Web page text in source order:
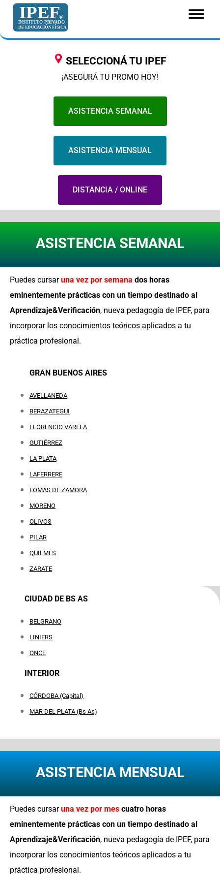
SELECCIONÁ TU IPEF
¡ASEGURÁ TU PROMO HOY!
ASISTENCIA SEMANAL
ASISTENCIA MENSUAL
DISTANCIA / ONLINE
ASISTENCIA SEMANAL
Puedes cursaruna vez por semana dos horas
eminentemente prácticas con un tiempo destinado al
Aprendizaje&Verificación, nueva pedagogía de IPEF, para
incorporar los conocimientos teóricos aplicados a tu
práctica profesional.
GRAN BUENOS AIRES
AVELLANEDA
BERAZATEGUI
FLORENCIO VARELA
GUTIÉRREZ
LA PLATA
LAFERRERE
LOMAS DE ZAMORA
MORENO
OLIVOS
PILAR
QUILMES
ZARATE
CIUDAD DE BS AS
BELGRANO
LINIERS
ONCE
INTERIOR
CÓRDOBA (Capital)
MAR DEL PLATA (Bs As)
ASISTENCIA MENSUAL
Puedes cursaruna vez por mes cuatro horas
eminentemente prácticas con un tiempo destinado al
Aprendizaje&Verificación, nueva pedagogía de IPEF, para
incorporar los conocimientos teóricos aplicados a tu
práctica profesional.